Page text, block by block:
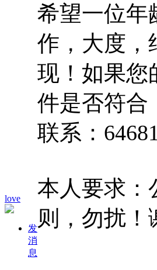
love
发
消
息
希望一位年
作，大度，
现！如果您
件是否符合
联系：
本人要求：
则，勿扰！